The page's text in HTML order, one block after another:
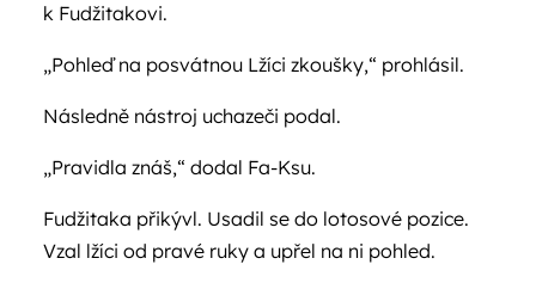
k Fudžitakovi.
„Pohleď na posvátnou Lžíci zkoušky,“ prohlásil.
Následně nástroj uchazeči podal.
„Pravidla znáš,“ dodal Fa-Ksu.
Fudžitaka přikývl. Usadil se do lotosové pozice.
Vzal lžíci od pravé ruky a upřel na ni pohled.